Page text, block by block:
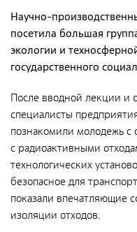
Научно-
посетила большая
экологии и
государственного
После вводной лекции и
специалисты
познакомили молодежь
с радиоактивными
технологических
безопасное для
показали впечатляющие
изоляции отходов.
Ценности Росатома
Охрана труда
Производственная
Диссертационный совет
Системы менеджмента
Документы
Противодействие
Социальная политика